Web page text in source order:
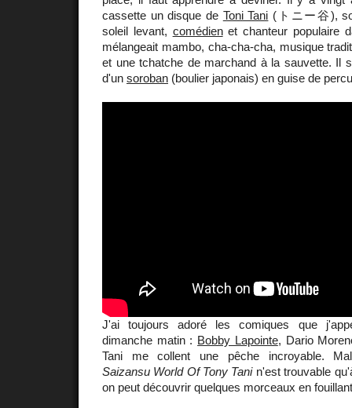
cassette un disque de Toni Tani (トニー谷),
soleil levant, comédienet chanteur populaire
mélangeait mambo, cha-cha-cha, musique
et une tchatche de marchand à la sauvette. Il
d'un soroban (boulier japonais) en guise de
J'ai toujours adoré les comiques que
dimanche matin : Bobby Lapointe, Dario
Tani me collent une pêche incroyable.
Saizansu World Of Tony Tanin'est trouvable
on peut découvrir quelques morceaux en